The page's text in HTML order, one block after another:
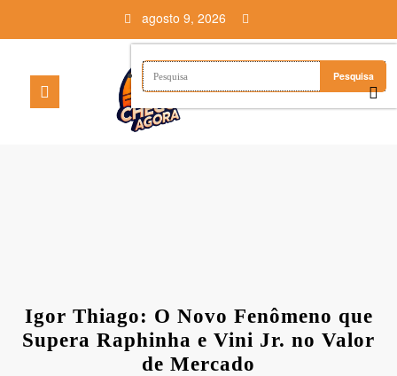
o
agosto 9, 2026
Igor Thiago: O Novo Fenômeno que
Supera Raphinha e Vini Jr. no Valor
de Mercado